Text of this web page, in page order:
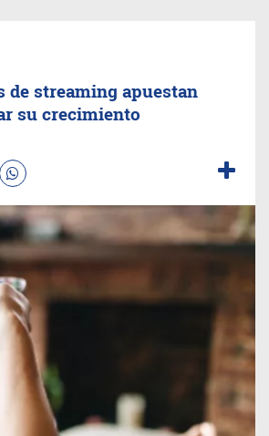
de streaming apuestan
su crecimiento